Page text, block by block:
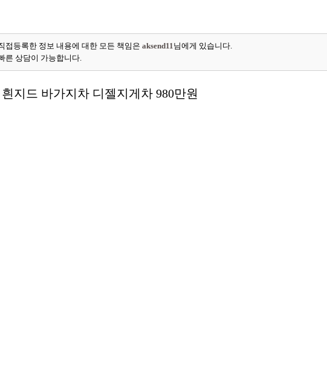
접등록한 정보 내용에 대한 모든 책임은 aksend11 님에게 있습니다.
른 상담이 가능합니다.
지드 바가지차 디젤지게차 980만원